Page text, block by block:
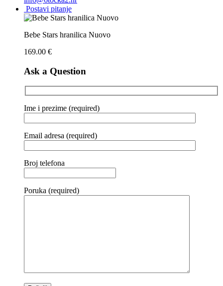
Postavi pitanje
Bebe Stars hranilica Nuovo
169.00 €
Ask a Question
Ime i prezime (required)
Email adresa (required)
Broj telefona
Poruka (required)